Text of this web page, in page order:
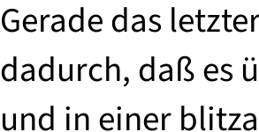
Gerade das
dadurch, daß es
und in einer